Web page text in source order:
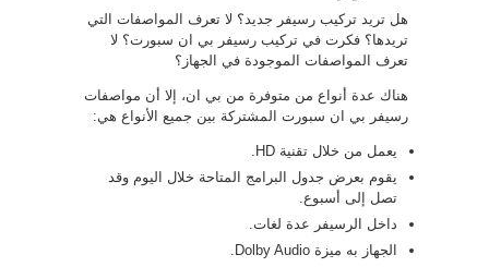
هل تريد تركيب رسيفر جديد؟ لا تعرف المواصفات التي
تريدها؟ فكرت في تركيب رسيفر بي ان سبورت؟ لا
تعرف المواصفات الموجودة في الجهاز؟
هناك عدة أنواع من متوفرة من بي ان، إلا أن مواصفات
رسيفر بي ان سبورت المشتركة بين جميع الأنواع هي:
يعمل من خلال تقنية HD.
يقوم بعرض جدول البرامج المتاحة خلال اليوم وقد
تصل إلى أسبوع.
داخل الرسيفر عدة لغات.
الجهاز به ميزة Dolby Audio.